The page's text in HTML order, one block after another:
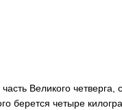
Великого
берется четыре